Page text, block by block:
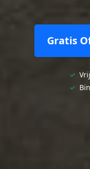
Gratis
✓
✓